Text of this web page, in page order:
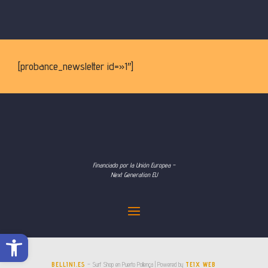
Abrir barra de herramientas
[probance_newsletter id=»1″]
Financiado por la Unión Europea –
Next Generation EU
BELLINI.ES – Surf Shop en Puerto Pollença | Powered by TEIX WEB